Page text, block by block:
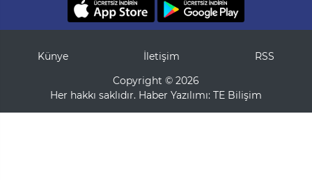
Künye İletişim
RSS
Copyright © 2026
Her hakkı saklıdır. Haber Yazılımı: TE Bilişim